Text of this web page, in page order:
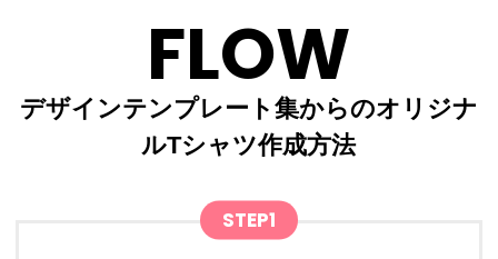
FLOW
デザインテンプレート集からのオリジナ
ルTシャツ作成方法
STEP1